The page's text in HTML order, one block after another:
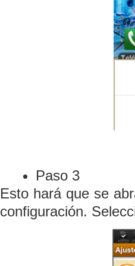
Paso 3
Esto hará que se
configuración.